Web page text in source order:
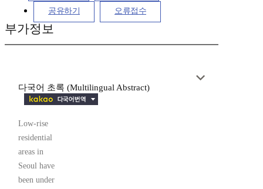
공유하기 오류접수
부가정보
다국어 초록 (Multilingual Abstract)
Low-rise
residential
areas in
Seoul have
been under